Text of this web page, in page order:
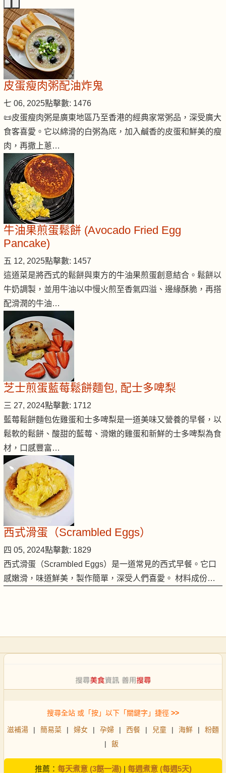
皮蛋瘦肉粥配油炸鬼
七 06, 2025點擊數: 1476
📜皮蛋瘦肉粥是廣東地區乃至香港的經典家常粥品，深受廣大
食客喜愛。它以綿滑的白粥為底，加入鹹香的皮蛋和鮮美的瘦
肉，再撒上蔥…
牛油果煎蛋鬆餅 (Avocado Fried Egg
Pancake)
五 12, 2025點擊數: 1457
這道菜是將西式的鬆餅與東方的牛油果煎蛋創意結合。鬆餅以
牛奶調製，並用牛油以中慢火煎至香氣四溢、邊緣酥脆，再搭
配滑潤的牛油…
芝士煎蛋藍莓鬆餅麵包, 配士多啤梨
三 27, 2024點擊數: 1712
藍莓鬆餅麵包佐雞蛋和士多啤梨是一道美味又營養的早餐，以
鬆軟的鬆餅、酸甜的藍莓、滑嫩的雞蛋和新鮮的士多啤梨為食
材，口感豐富…
西式滑蛋（Scrambled Eggs）
四 05, 2024點擊數: 1829
西式滑蛋（Scrambled Eggs）是一道常見的西式早餐。它口
感嫩滑，味道鮮美，製作簡單，深受人們喜愛。 材料成份…
搜尋全站 或「按」以下「關鍵字」捷徑 >>
滋補湯 | 簡易菜 | 婦女 | 孕婦 | 西餐 | 兒童 | 海鮮 |
粉麵
|
飯
推薦： 每天煮意 (3餸一湯)| 每週煮意 (每週5天)